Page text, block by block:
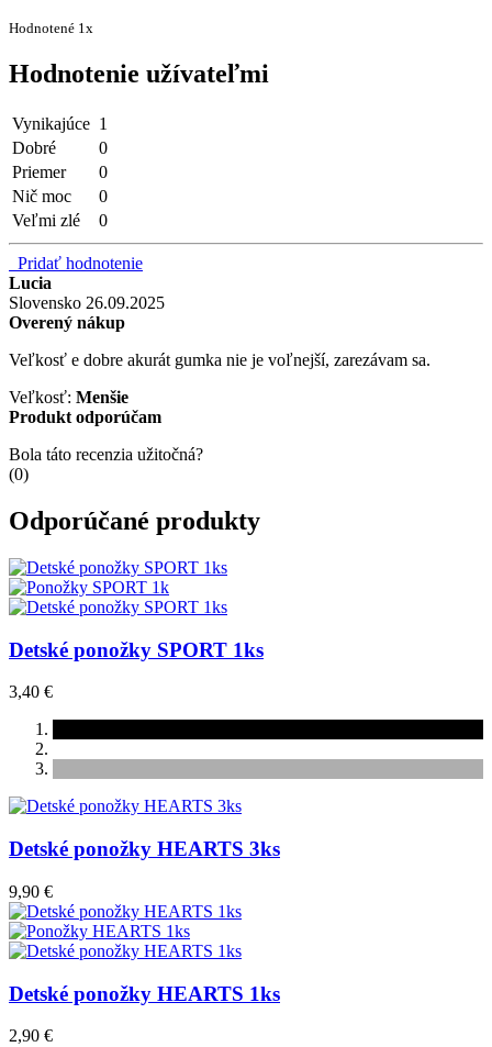
Hodnotené 1x
Hodnotenie užívateľmi
Vynikajúce 1
Dobré
0
Priemer
0
Nič moc
0
Veľmi zlé
0
Pridať hodnotenie
Lucia
Slovensko 26.09.2025
Overený nákup
Veľkosť e dobre akurát gumka nie je voľnejší, zarezávam sa.
Veľkosť: Menšie
Produkt odporúčam
Bola táto recenzia užitočná?
(0)
Odporúčané produkty
Detské ponožky SPORT 1ks
3,40 €
Detské ponožky HEARTS 3ks
9,90 €
Detské ponožky HEARTS 1ks
2,90 €